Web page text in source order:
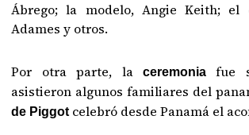
Ábrego; la modelo, Angie Keith; el
Adames y otros.
Por otra parte, la ceremoniafue
asistieron algunos familiares del
de Piggot celebró desde Panamá el